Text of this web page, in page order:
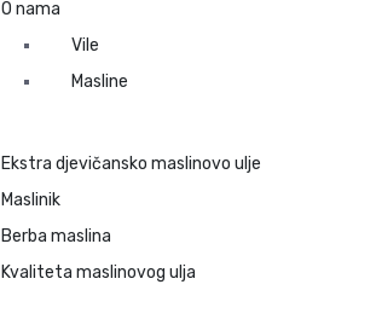
O nama
Vile
Masline
Ekstra djevičansko maslinovo ulje
Maslinik
Berba maslina
Kvaliteta maslinovog ulja